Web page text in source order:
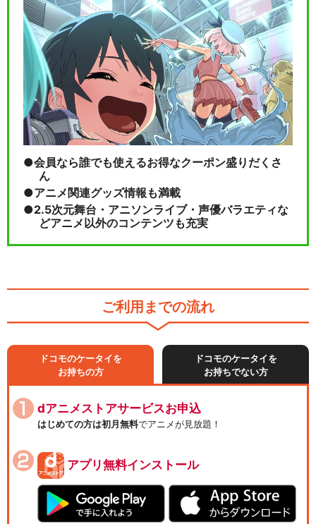
会員なら誰でも使えるお得なクーポン盛りだくさ
ん
アニメ関連グッズ情報も満載
2.5次元舞台・アニソンライブ・声優バラエティな
どアニメ以外のコンテンツも充実
ご利用までの流れ
ドコモのケータイを
お持ちの方
ドコモのケータイを
お持ちでない方
dアニメストアサービスお申込
はじめての方は初月無料でアニメが見放題！
アプリ無料インストール